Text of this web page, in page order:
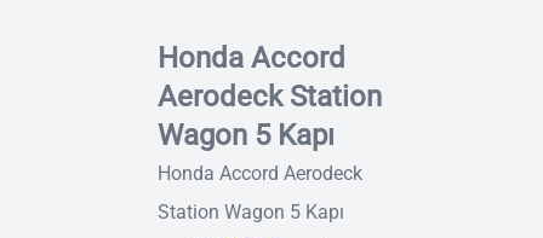
Honda Accord
Aerodeck Station
Wagon 5 Kapı
Honda Accord Aerodeck
Station Wagon 5 Kapı